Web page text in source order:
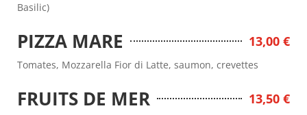
Basilic)
PIZZA MARE 13,00 €
Tomates, Mozzarella Fior di Latte, saumon, crevettes
FRUITS DE MER 13,50 €